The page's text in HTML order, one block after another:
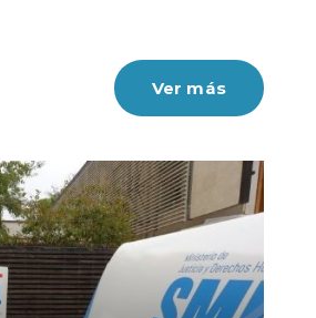
Ver más